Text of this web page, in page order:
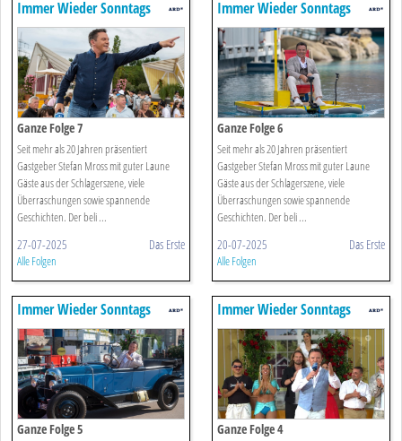
Immer Wieder Sonntags
Ganze Folge 7
Seit mehr als 20 Jahren präsentiert
Gastgeber Stefan Mross mit guter Laune
Gäste aus der Schlagerszene, viele
Überraschungen sowie spannende
Geschichten. Der beli ...
27-07-2025 Das Erste
Alle Folgen
Immer Wieder Sonntags
Ganze Folge 6
Seit mehr als 20 Jahren präsentiert
Gastgeber Stefan Mross mit guter Laune
Gäste aus der Schlagerszene, viele
Überraschungen sowie spannende
Geschichten. Der beli ...
20-07-2025 Das Erste
Alle Folgen
Immer Wieder Sonntags
Ganze Folge 5
Immer Wieder Sonntags
Ganze Folge 4